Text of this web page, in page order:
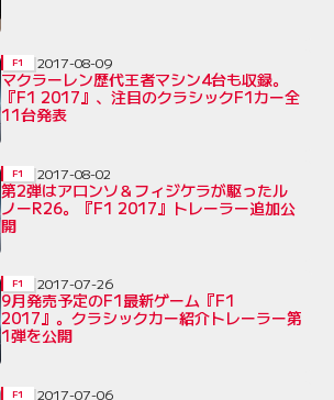
マクラーレン歴代王者マシン4台も収録。
『F1 2017』、注目のクラシックF1カー全
11台発表
F1 2017-08-09
第2弾はアロンソ＆フィジケラが駆ったル
ノーR26。『F1 2017』トレーラー追加公
開
F1 2017-08-02
9月発売予定のF1最新ゲーム『F1
2017』。クラシックカー紹介トレーラー第
1弾を公開
F1 2017-07-26
F1 2017-07-06